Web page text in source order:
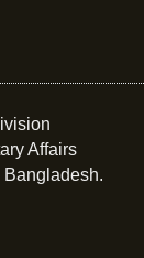
Affairs
Bangladesh.